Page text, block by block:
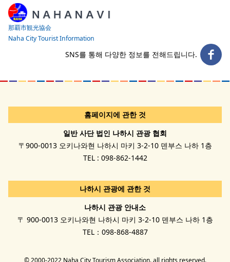
那覇市観光協会
Naha City Tourist Information
SNS를 통해 다양한 정보를 전해드립니다.
홈페이지에 관한 것
일반 사단 법인 나하시 관광 협회
〒900-0013 오키나와현 나하시 마키 3-2-10 덴부스 나하 1층
TEL : 098-862-1442
나하시 관광에 관한 것
나하시 관광 안내소
〒 900-0013 오키나와현 나하시 마키 3-2-10 덴부스 나하 1층
TEL：098-868-4887
© 2000-2022 Naha City Tourism Association. all rights reserved.